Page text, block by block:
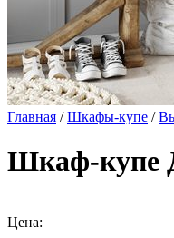
Главная /Шкафы-купе /
Шкаф-купе
Цена: